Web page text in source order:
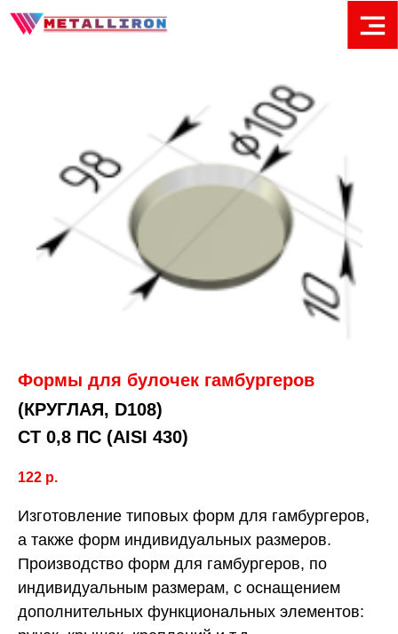
Формы для булочек гамбургеров
(КРУГЛАЯ, D108)
СТ 0,8 ПС (AISI 430)
122 р.
Изготовление типовых форм для гамбургеров,
а также форм индивидуальных размеров.
Производство форм для гамбургеров, по
индивидуальным размерам, с оснащением
дополнительных функциональных элементов: